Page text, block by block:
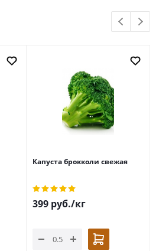
Капуста брокколи свежая
399 руб./кг